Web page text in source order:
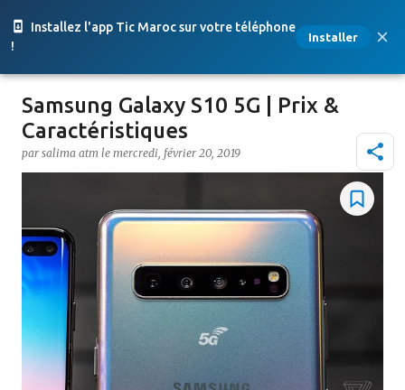
Installez l'app Tic Maroc sur votre téléphone
!
Installer
Accéder au contenu principal
Samsung Galaxy S10 5G | Prix &
Caractéristiques
par salima atm le mercredi, février 20, 2019